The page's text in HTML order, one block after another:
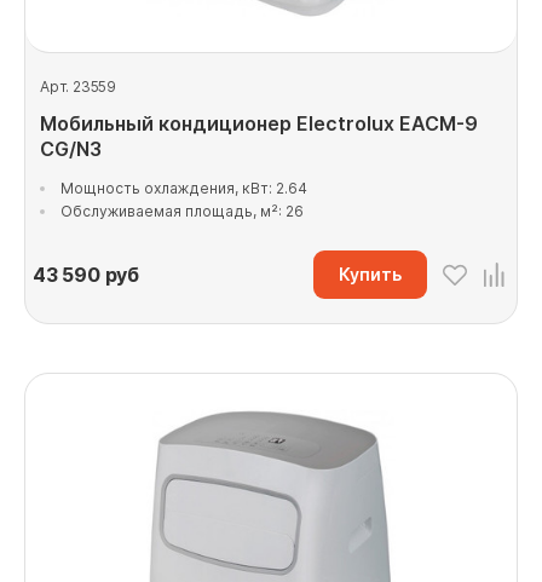
Арт. 23559
Мобильный кондиционер Electrolux EACM-9
CG/N3
Мощность охлаждения, кВт: 2.64
Обслуживаемая площадь, м²: 26
43 590руб Купить